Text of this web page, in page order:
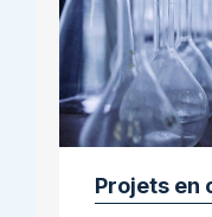
Projets en